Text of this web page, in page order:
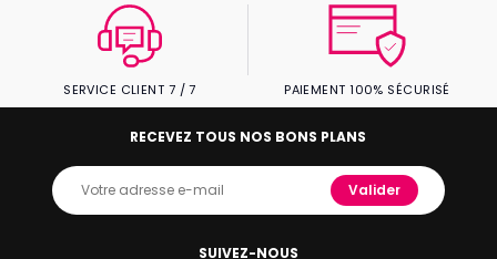
SERVICE CLIENT 7 / 7 PAIEMENT 100% SÉCURISÉ
SUIVEZ-NOUS
RECEVEZ TOUS NOS BONS PLANS
Valider